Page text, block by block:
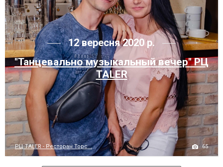
12 вересня 2020 р.
"Танцевально музыкальный вечер" РЦ
TALER
РЦ TALER - Ресторан Торс... 65